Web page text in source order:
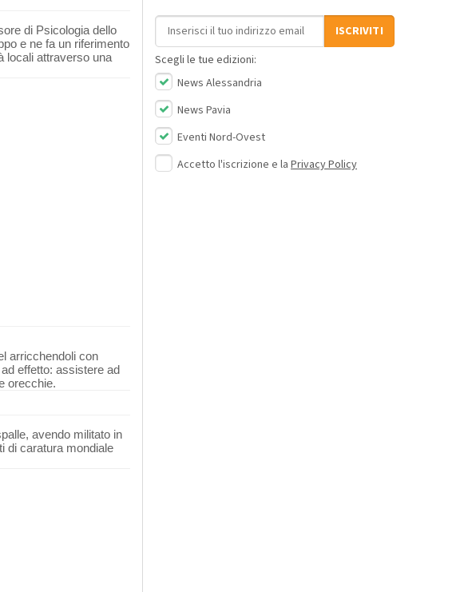
di Psicologia dello
e ne fa un riferimento
locali attraverso una
arricchendoli con
effetto: assistere ad
orecchie.
avendo militato in
di caratura mondiale
Indirizzo email
ISCRIVITI
Scegli le tue edizioni:
News Alessandria
News Pavia
Eventi Nord-Ovest
Accetto l'iscrizione e la Privacy Policy